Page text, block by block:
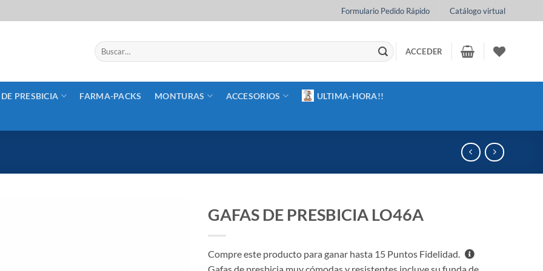
Formulario Pedido Rápido Catálogo virtual
Buscar
por:
ACCEDER
PRESBICIA FARMA-PACKS MONTURAS ACCESORIOS ULTIMA-HORA!!
GAFAS DE PRESBICIA LO46A
Compre este producto para ganar hasta 15 Puntos Fidelidad.